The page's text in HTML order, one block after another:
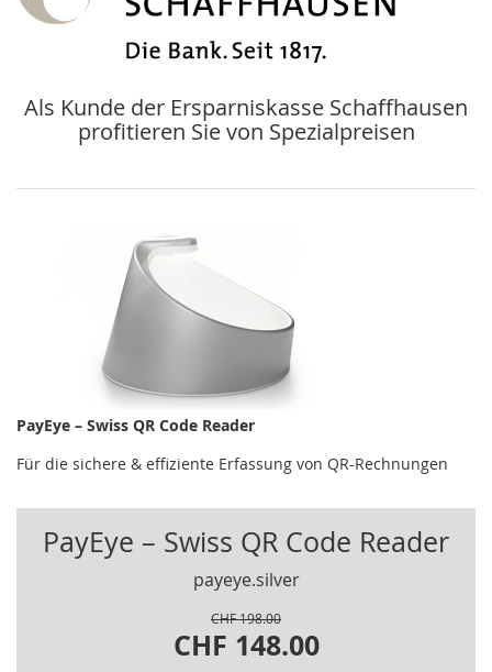
Als Kunde der Ersparniskasse Schaffhausen
profitieren Sie von Spezialpreisen
PayEye – Swiss QR Code Reader
Für die sichere & effiziente Erfassung von QR-Rechnungen
PayEye – Swiss QR Code Reader
payeye.silver
CHF 198.00
CHF 148.00